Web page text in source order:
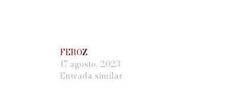
FEROZ
17 agosto, 2023
Entrada similar